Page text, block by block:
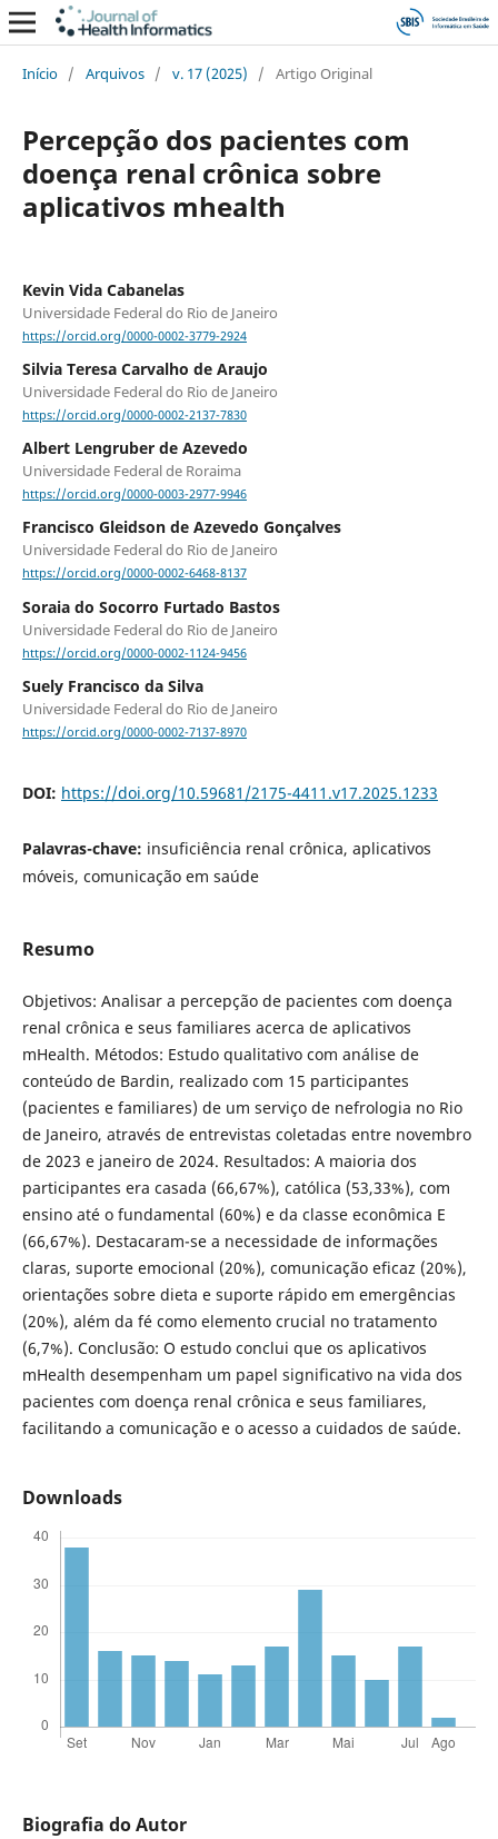
Início / Arquivos / v. 17 (2025) / Artigo Original
Percepção dos pacientes com
doença renal crônica sobre
aplicativos mhealth
Kevin Vida Cabanelas
Universidade Federal do Rio de Janeiro
https://orcid.org/0000-0002-3779-2924
Silvia Teresa Carvalho de Araujo
Universidade Federal do Rio de Janeiro
https://orcid.org/0000-0002-2137-7830
Albert Lengruber de Azevedo
Universidade Federal de Roraima
https://orcid.org/0000-0003-2977-9946
Francisco Gleidson de Azevedo Gonçalves
Universidade Federal do Rio de Janeiro
https://orcid.org/0000-0002-6468-8137
Soraia do Socorro Furtado Bastos
Universidade Federal do Rio de Janeiro
https://orcid.org/0000-0002-1124-9456
Suely Francisco da Silva
Universidade Federal do Rio de Janeiro
https://orcid.org/0000-0002-7137-8970
DOI: https://doi.org/10.59681/2175-4411.v17.2025.1233
Palavras-chave: insuficiência renal crônica, aplicativos
móveis, comunicação em saúde
Resumo
Objetivos: Analisar a percepção de pacientes com doença
renal crônica e seus familiares acerca de aplicativos
mHealth. Métodos: Estudo qualitativo com análise de
conteúdo de Bardin, realizado com 15 participantes
(pacientes e familiares) de um serviço de nefrologia no Rio
de Janeiro, através de entrevistas coletadas entre novembro
de 2023 e janeiro de 2024. Resultados: A maioria dos
participantes era casada (66,67%), católica (53,33%), com
ensino até o fundamental (60%) e da classe econômica E
(66,67%). Destacaram-se a necessidade de informações
claras, suporte emocional (20%), comunicação eficaz (20%),
orientações sobre dieta e suporte rápido em emergências
(20%), além da fé como elemento crucial no tratamento
(6,7%). Conclusão: O estudo conclui que os aplicativos
mHealth desempenham um papel significativo na vida dos
pacientes com doença renal crônica e seus familiares,
facilitando a comunicação e o acesso a cuidados de saúde.
Downloads
Biografia do Autor